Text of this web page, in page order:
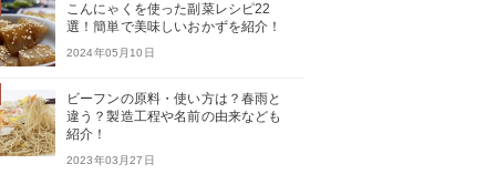
こんにゃくを使った副菜レシピ22
選！簡単で美味しいおかずを紹介！
2024年05月10日
ビーフンの原料・使い方は？春雨と
違う？製造工程や名前の由来なども
紹介！
2023年03月27日